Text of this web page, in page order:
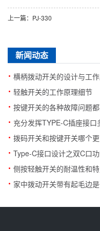
上一篇：PJ-330
新闻动态
· 横柄拨动开关的设计与工
· 轻触开关的工作原理细节
· 按键开关的各种故障问题
·
· 拨码开关和按键开关哪个更
· Type-C接口设计之双C口
· 侧按轻触开关的耐温性和
·